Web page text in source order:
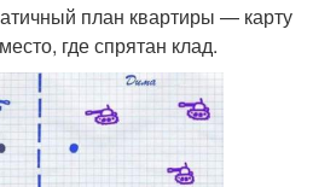
план квартиры — карту
где спрятан клад.